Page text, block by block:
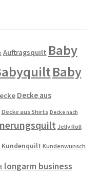
Auftragsquilt Baby
Baby
Decke aus
Decke aus Shirts Decke nach
Jelly Roll
Kundenquilt Kundenwunsch
longarm business